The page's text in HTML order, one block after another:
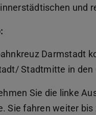
und
Darmstadt
Stadtmitte in den
Sie die linke
Sie fahren weiter